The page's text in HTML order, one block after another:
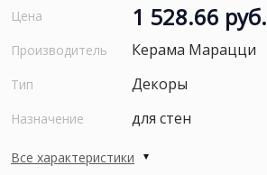
Цена 1 528.66 руб.
Производитель Керама Марацци
Тип Декоры
Назначение для стен
Все характеристики